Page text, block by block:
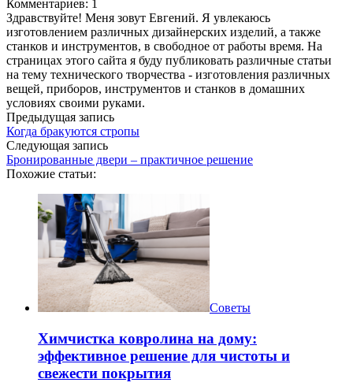
Комментариев: 1
Здравствуйте! Меня зовут Евгений. Я увлекаюсь
изготовлением различных дизайнерских изделий, а также
станков и инструментов, в свободное от работы время. На
страницах этого сайта я буду публиковать различные статьи
на тему технического творчества - изготовления различных
вещей, приборов, инструментов и станков в домашних
условиях своими руками.
Предыдущая запись
Когда бракуются стропы
Следующая запись
Бронированные двери – практичное решение
Похожие статьи:
Советы
Химчистка ковролина на дому:
эффективное решение для чистоты и
свежести покрытия